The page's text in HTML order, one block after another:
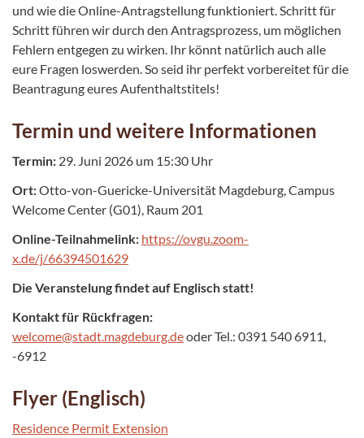
und wie die Online-Antragstellung funktioniert. Schritt für
Schritt führen wir durch den Antragsprozess, um möglichen
Fehlern entgegen zu wirken. Ihr könnt natürlich auch alle
eure Fragen loswerden. So seid ihr perfekt vorbereitet für die
Beantragung eures Aufenthaltstitels!
Termin und weitere Informationen
Termin: 29. Juni 2026 um 15:30 Uhr
Ort:Otto-von-Guericke-Universität Magdeburg, Campus
Welcome Center (G01), Raum 201
Online-Teilnahmelink: https://ovgu.zoom-
x.de/j/66394501629
Die Veranstelung findet auf Englisch statt!
Kontakt für Rückfragen:
welcome@stadt.magdeburg.deoder Tel.: 0391 540 6911,
-6912
Flyer (Englisch)
Residence Permit Extension